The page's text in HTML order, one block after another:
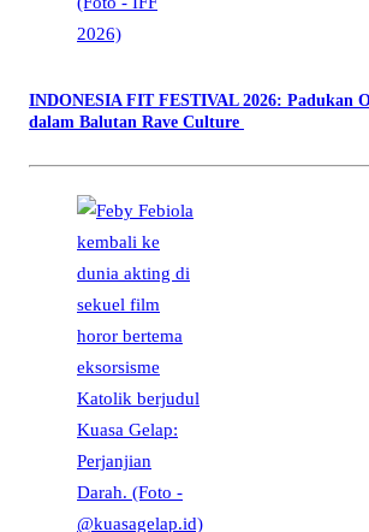
INDONESIA FIT FESTIVAL 2026: Padukan
dalam Balutan Rave Culture